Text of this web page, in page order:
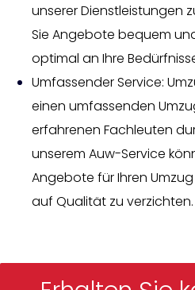
unserer Dienstleistungen
Sie Angebote bequem
optimal an Ihre
Umfassender Service:
einen umfassenden
erfahrenen Fachleuten
unserem Auw-Service
Angebote für Ihren
auf Qualität zu verzichten.